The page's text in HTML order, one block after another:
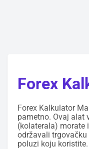
Forex
Forex Kalkulator
pametno. Ovaj alat
(kolaterala) morate
održavali
poluzi koju koristite.